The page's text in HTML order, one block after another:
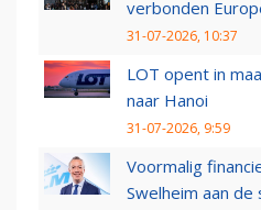
verbonden
31-07-2026, 10:37
LOT opent in
naar Hanoi
31-07-2026, 9:59
Voormalig
Swelheim aan de